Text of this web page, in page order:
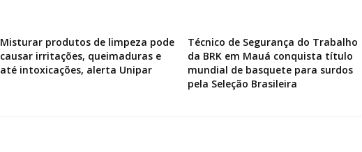
Misturar produtos de limpeza pode
causar irritações, queimaduras e
até intoxicações, alerta Unipar
Técnico de Segurança do Trabalho
da BRK em Mauá conquista título
mundial de basquete para surdos
pela Seleção Brasileira